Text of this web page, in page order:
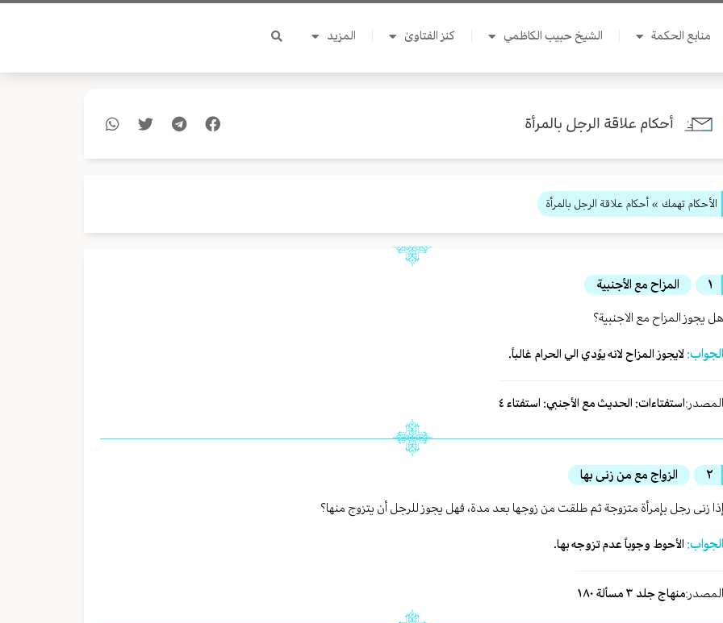
منابع الحكمة الشيخ حبيب الكاظمي كنز الفتاوىٰ المزيد
أحكام علاقة الرجل بالمرأة
الأحكام تهمك » أحكام علاقة الرجل بالمرأة
١ المزاح مع الأجنبية
هل يجوز المزاح مع الاجنبية؟
الجواب: لايجوز المزاح لانه يوًدي الي الحرام غالباً.
المصدر:استفتاءات: الحديث مع الأجنبي: استفتاء ٤
٢ الزواج مع من زنى بها
إذا زنى رجل بإمرأة متزوجة ثم طلقت من زوجها بعد مدة، فهل يجوز للرجل أن يتزوج منها؟
الجواب: الأحوط وجوباً عدم تزوجه بها.
المصدر:منهاج جلد ٣ مسألة ١٨٠